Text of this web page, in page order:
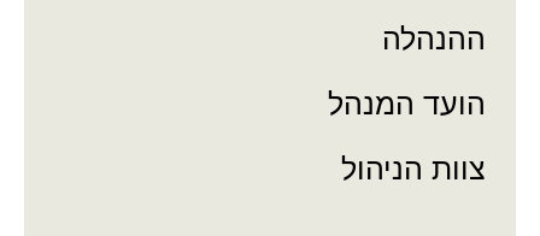
ההנהלה
הועד המנהל
צוות הניהול